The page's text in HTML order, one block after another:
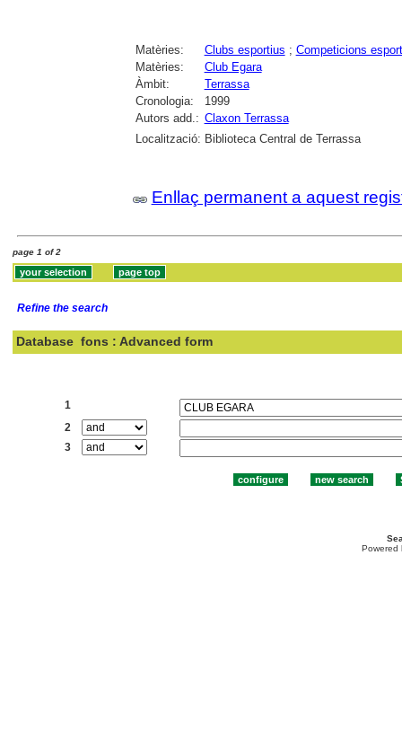
Matèries: Clubs esportius ; Competicions
Matèries:
Club Egara
Àmbit:
Terrassa
Cronologia:
1999
Autors add.: Claxon Terrassa
Localització: Biblioteca Central de Terrassa
Enllaç permanent a aquest
page 1 of 2
Refine the search
Database fons : Advanced form
1
2
3